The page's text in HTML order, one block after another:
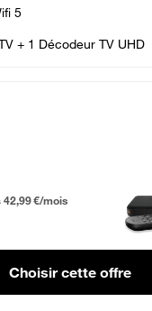
5
+ 1 Décodeur TV UHD
Fibre
12 mois puis 42,99 € par
42,99 €/mois
Choisir cette offre